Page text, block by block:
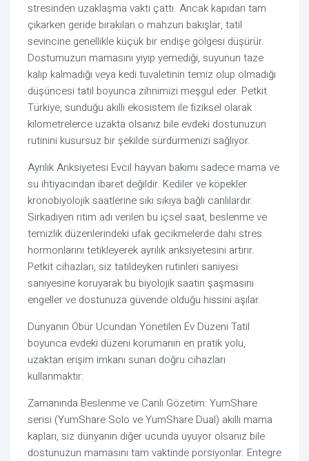
stresinden uzaklaşma vakti çattı. Ancak kapıdan tam
çıkarken geride bırakılan o mahzun bakışlar, tatil
sevincine genellikle küçük bir endişe gölgesi düşürür.
Dostumuzun mamasını yiyip yemediği, suyunun taze
kalıp kalmadığı veya kedi tuvaletinin temiz olup olmadığı
düşüncesi tatil boyunca zihnimizi meşgul eder. Petkit
Türkiye, sunduğu akıllı ekosistem ile fiziksel olarak
kilometrelerce uzakta olsanız bile evdeki dostunuzun
rutinini kusursuz bir şekilde sürdürmenizi sağlıyor.
Ayrılık Anksiyetesi Evcil hayvan bakımı sadece mama ve
su ihtiyacından ibaret değildir. Kediler ve köpekler
kronobiyolojik saatlerine sıkı sıkıya bağlı canlılardır.
Sirkadiyen ritim adı verilen bu içsel saat, beslenme ve
temizlik düzenlerindeki ufak gecikmelerde dahi stres
hormonlarını tetikleyerek ayrılık anksiyetesini artırır.
Petkit cihazları, siz tatildeyken rutinleri saniyesi
saniyesine koruyarak bu biyolojik saatin şaşmasını
engeller ve dostunuza güvende olduğu hissini aşılar.
Dünyanın Öbür Ucundan Yönetilen Ev Düzeni Tatil
boyunca evdeki düzeni korumanın en pratik yolu,
uzaktan erişim imkanı sunan doğru cihazları
kullanmaktır:
Zamanında Beslenme ve Canlı Gözetim: YumShare
serisi (YumShare Solo ve YumShare Dual) akıllı mama
kapları, siz dünyanın diğer ucunda uyuyor olsanız bile
dostunuzun mamasını tam vaktinde porsiyonlar. Entegre